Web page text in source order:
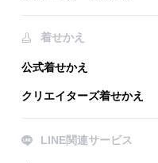
着せかえ
公式着せかえ
クリエイターズ着せかえ
LINE関連サービス